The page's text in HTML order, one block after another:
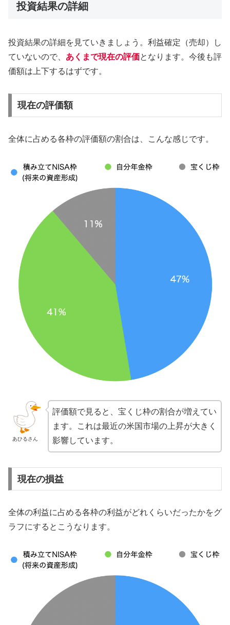
投資結果の詳細
投資結果の詳細を見ていきましょう。利益確定（売却）し
ていないので、 あくまで現在の評価となります。今後も評
価額は上下するはずです。
現在の評価額
全体に占める各枠の評価額の割合は、こんな感じです。
あひるさん
評価額で見ると、宝くじ枠の割合が増えてい
ます。これは最近の米国市場の上昇が大きく
影響しています。
現在の損益
全体の利益に占める各枠の利益がどれくらいだったかをグ
ラフにするとこうなります。